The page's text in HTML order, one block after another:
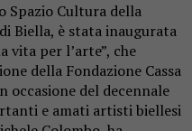
Spazio Cultura della
Biella, è stata inaugurata
vita per l’arte”, che
della Fondazione Cassa
occasione del decennale
e amati artisti biellesi